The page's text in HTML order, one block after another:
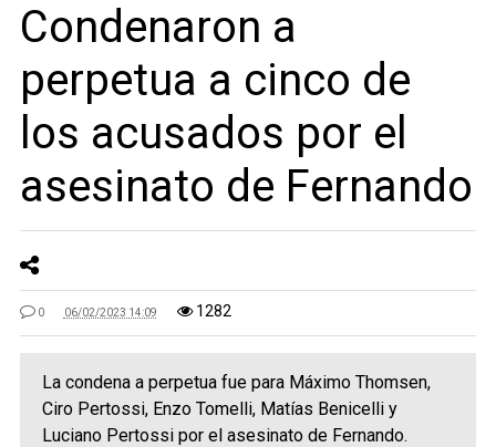
Condenaron a
perpetua a cinco de
los acusados por el
asesinato de Fernando
0 06/02/2023 14:09 1282
La condena a perpetua fue para Máximo Thomsen,
Ciro Pertossi, Enzo Tomelli, Matías Benicelli y
Luciano Pertossi por el asesinato de Fernando.